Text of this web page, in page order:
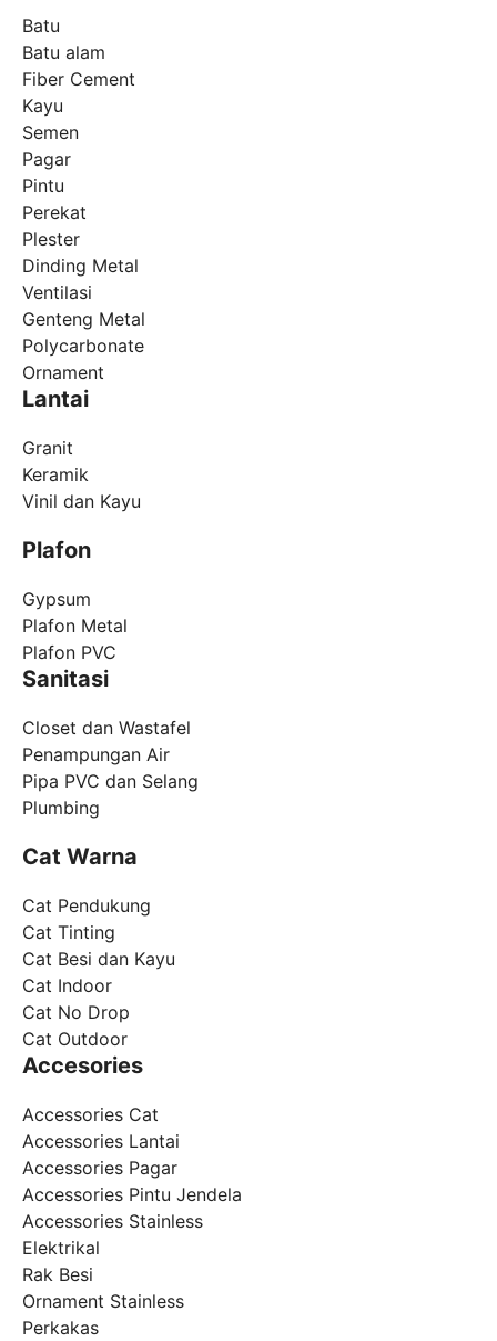
Batu
Batu alam
Fiber Cement
Kayu
Semen
Pagar
Pintu
Perekat
Plester
Dinding Metal
Ventilasi
Genteng Metal
Polycarbonate
Ornament
Lantai
Granit
Keramik
Vinil dan Kayu
Plafon
Gypsum
Plafon Metal
Plafon PVC
Sanitasi
Closet dan Wastafel
Penampungan Air
Pipa PVC dan Selang
Plumbing
Cat Warna
Cat Pendukung
Cat Tinting
Cat Besi dan Kayu
Cat Indoor
Cat No Drop
Cat Outdoor
Accesories
Accessories Cat
Accessories Lantai
Accessories Pagar
Accessories Pintu Jendela
Accessories Stainless
Elektrikal
Rak Besi
Ornament Stainless
Perkakas